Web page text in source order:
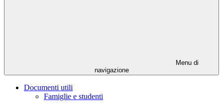
Menu di
navigazione
Documenti utili
Famiglie e studenti